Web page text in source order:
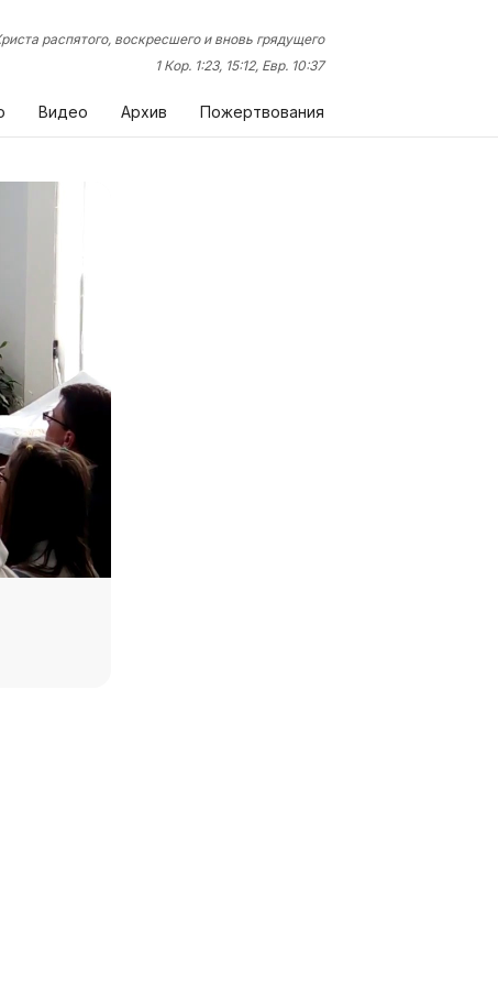
распятого, воскресшего и вновь грядущего
1 Кор. 1:23, 15:12, Евр. 10:37
Видео Архив Пожертвования